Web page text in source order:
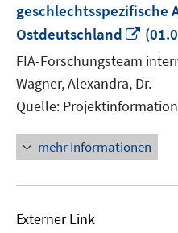
geschlechtsspezifische
Ostdeutschland
In
neuem
öffnen
FIA-Forschungsteam
Wagner, Alexandra, Dr.
Quelle:
mehr Informationen
Externer Link